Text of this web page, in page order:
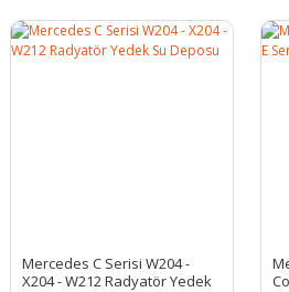
Mercedes C Serisi W204 -
X204 - W212 Radyatör Yedek